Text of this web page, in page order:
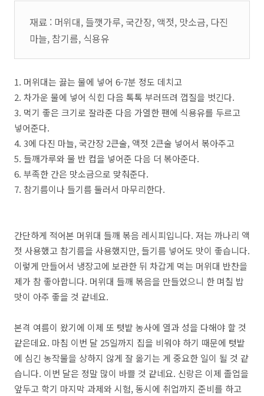
재료 : 머위대, 들깻가루, 국간장, 액젓, 맛소금, 다진
마늘, 참기름, 식용유
1. 머위대는 끓는 물에 넣어 6-7분 정도 데치고
2. 차가운 물에 넣어 식힌 다음 톡톡 부러뜨려 껍질을 벗긴다.
3. 먹기 좋은 크기로 잘라준 다음 가열한 팬에 식용유를 두르고
넣어준다.
4. 3에 다진 마늘, 국간장 2큰술, 액젓 2큰술 넣어서 볶아주고
5. 들깨가루와 물 반 컵을 넣어준 다음 더 볶아준다.
6. 부족한 간은 맛소금으로 맞춰준다.
7. 참기름이나 들기름 둘러서 마무리한다.
간단하게 적어본 머위대 들깨 볶음 레시피입니다. 저는 까나리 액
젓 사용했고 참기름을 사용했지만, 들기름 넣어도 맛이 좋습니다.
이렇게 만들어서 냉장고에 보관한 뒤 차갑게 먹는 머위대 반찬을
제가 참 좋아합니다. 머위대 들깨 볶음을 만들었으니 한 며칠 밥
맛이 아주 좋을 것 같네요.
본격 여름이 왔기에 이제 또 텃밭 농사에 열과 성을 다해야 할 것
같은데요. 마침 이번 달 25일까지 집을 비워야 하기 때문에 텃밭
에 심긴 농작물을 상하지 않게 잘 옮기는 게 중요한 일이 될 것 같
습니다. 이번 달은 정말 많이 바쁠 것 같네요. 신랑은 이제 졸업을
앞두고 학기 마지막 과제와 시험, 동시에 취업까지 준비를 하고